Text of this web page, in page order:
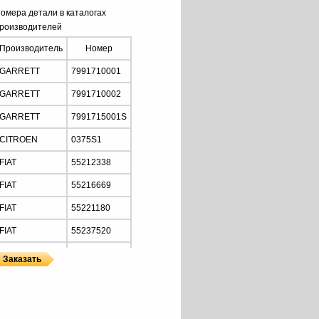
детали в каталогах
Производитель Номер
GARRETT 7991710001
GARRETT 7991710002
GARRETT 7991715001S
CITROEN 0375S1
FIAT 55212338
FIAT 55216669
FIAT 55221180
FIAT 55237520